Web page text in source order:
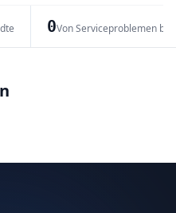
0Von Serviceproblemen